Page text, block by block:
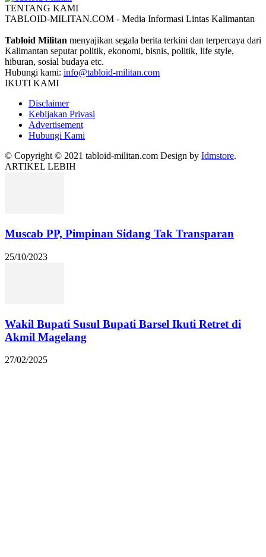
TENTANG KAMI
TABLOID-MILITAN.COM - Media Informasi Lintas Kalimantan
Tabloid Militan menyajikan segala berita terkini dan terpercaya dari
Kalimantan seputar politik, ekonomi, bisnis, politik, life style,
hiburan, sosial budaya etc.
Hubungi kami: info@tabloid-militan.com
IKUTI KAMI
Disclaimer
Kebijakan Privasi
Advertisement
Hubungi Kami
© Copyright © 2021 tabloid-militan.com Design by Idmstore.
ARTIKEL LEBIH
Muscab PP, Pimpinan Sidang Tak Transparan
25/10/2023
Wakil Bupati Susul Bupati Barsel Ikuti Retret di
Akmil Magelang
27/02/2025